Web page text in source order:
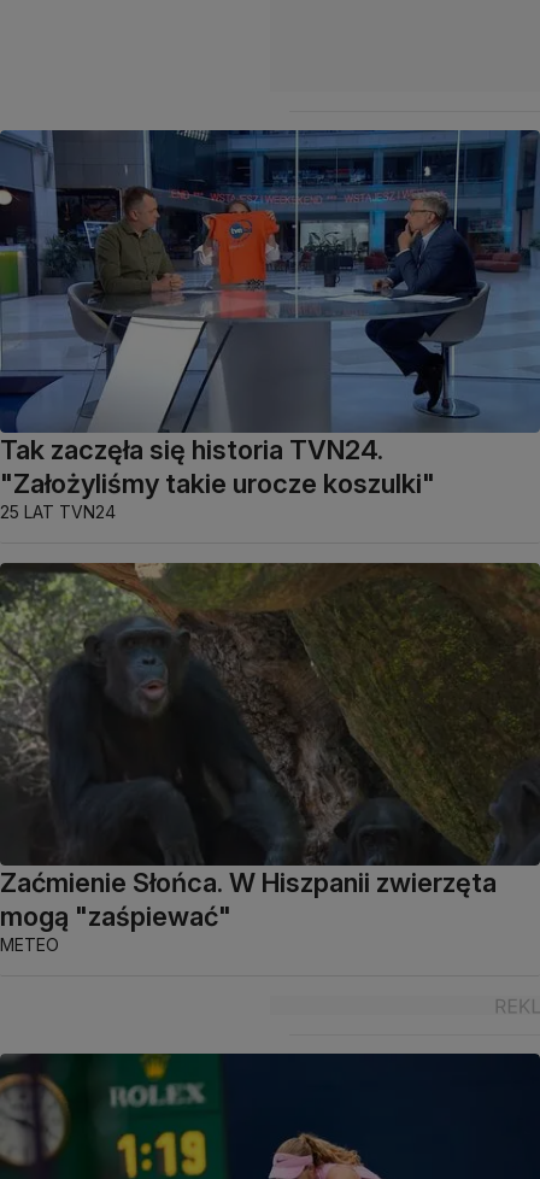
Tak zaczęła się historia TVN24.
"Założyliśmy takie urocze koszulki"
25 LAT TVN24
Zaćmienie Słońca. W Hiszpanii zwierzęta
mogą "zaśpiewać"
METEO